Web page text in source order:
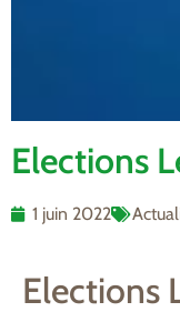
Elections
1 juin 2022
Elections